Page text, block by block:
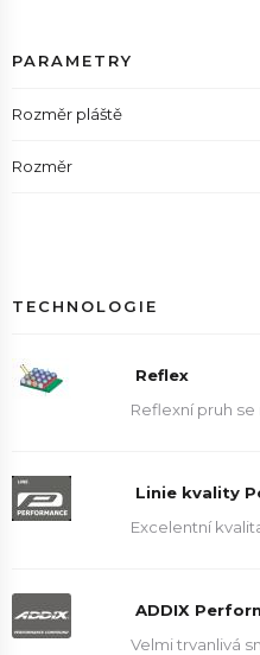
PARAMETRY
Rozměr pláště
Rozměr
TECHNOLOGIE
Reflex
Reflexní pruh
Linie kvality
Excelentní
ADDIX
Velmi trvanlivá